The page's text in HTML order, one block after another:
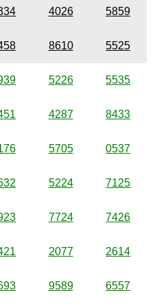
4026 5859
8610 5525
5226 5535
4287 8433
5705 0537
5224 7125
7724 7426
2077 2614
9589 6557